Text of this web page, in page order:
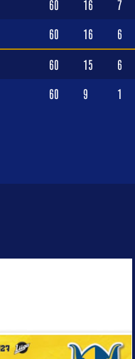
60 16 7
60 16 6
60 15 6
60 9 1